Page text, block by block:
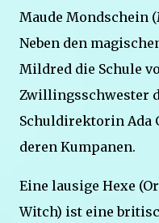
Maude Mondschein
Neben den
Mildred die Schule
Zwillingsschwester
Schuldirektorin Ada
deren Kumpanen.
Eine lausige Hexe
Witch) ist eine